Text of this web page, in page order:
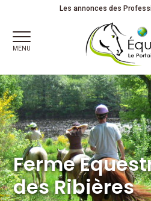
Ferme Equestre des Ribières à
Haute-
Les annonces des
MENU
Ferme
des Ribières